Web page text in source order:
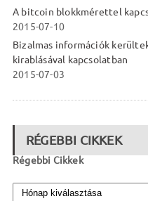
A bitcoin blokkmérettel
2015-07-10
Bizalmas információk
kirablásával kapcsolatban
2015-07-03
RÉGEBBI CIKKEK
Régebbi Cikkek